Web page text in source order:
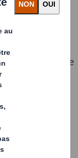
permet un
il est possible
;